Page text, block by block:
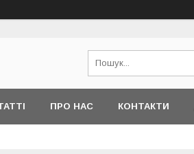
ПРО НАС КОНТАКТИ